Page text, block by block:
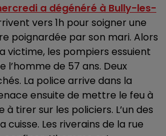
a dégénéré à Bully-les-
vers 1h pour soigner une
poignardée par son mari. Alors
victime, les pompiers essuient
l’homme de 57 ans. Deux
La police arrive dans la
ensuite de mettre le feu à
tirer sur les policiers. L’un des
Les riverains de la rue